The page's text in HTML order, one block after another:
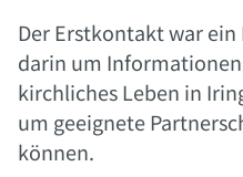
Der Erstkontakt war
darin um
kirchliches Leben in
um geeignete
können.